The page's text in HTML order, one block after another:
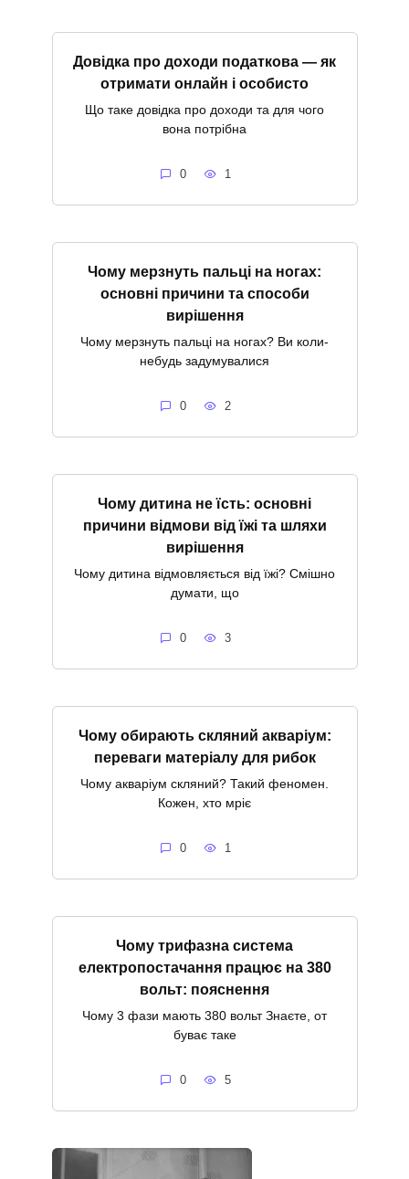
Довідка про доходи податкова — як
отримати онлайн і особисто
Що таке довідка про доходи та для чого
вона потрібна
0 1
Чому мерзнуть пальці на ногах:
основні причини та способи
вирішення
Чому мерзнуть пальці на ногах? Ви коли-
небудь задумувалися
0 2
Чому дитина не їсть: основні
причини відмови від їжі та шляхи
вирішення
Чому дитина відмовляється від їжі? Смішно
думати, що
0 3
Чому обирають скляний акваріум:
переваги матеріалу для рибок
Чому акваріум скляний? Такий феномен.
Кожен, хто мріє
0 1
Чому трифазна система
електропостачання працює на 380
вольт: пояснення
Чому 3 фази мають 380 вольт Знаєте, от
буває таке
0 5